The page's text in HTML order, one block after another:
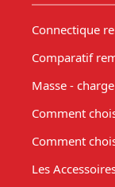
Connectique
Comparatif
Masse -
Comment
Comment
Les